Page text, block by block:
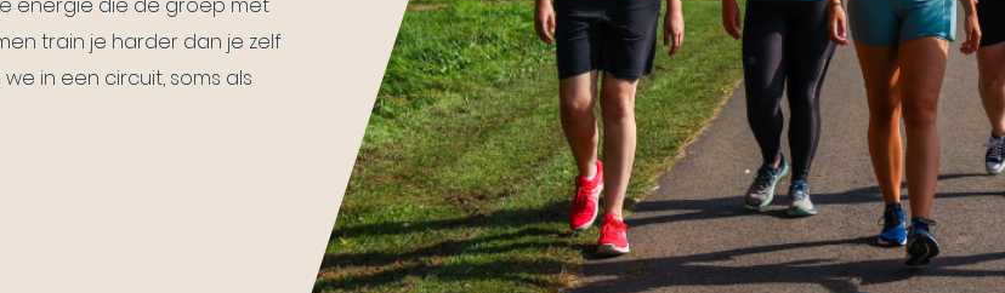
train je harder dan je zelf
in een circuit, soms als